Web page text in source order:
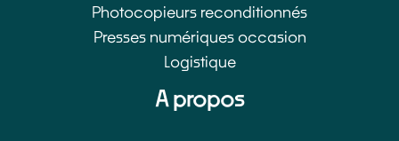
Photocopieurs reconditionnés
Presses numériques occasion
Logistique
A propos